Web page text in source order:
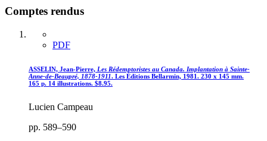
Comptes rendus
PDF
ASSELIN, Jean-Pierre, Les Rédemptoristes au Canada. Implantation à Sainte-
Anne-de-Beaupré, 1878-1911. Les Éditions Bellarmin, 1981. 230 x 145 mm.
165 p. 14 illustrations. $8.95.
Lucien Campeau
pp. 589–590